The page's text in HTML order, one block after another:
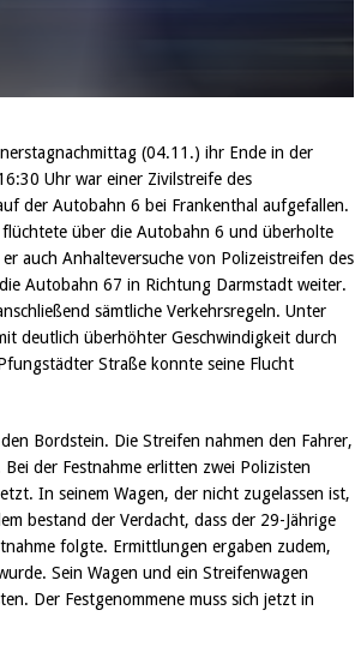
(04.11.) ihr Ende in der
Uhr war einer Zivilstreife des
der Autobahn 6 bei Frankenthal aufgefallen.
über die Autobahn 6 und überholte
auch Anhalteversuche von Polizeistreifen des
Autobahn 67 in Richtung Darmstadt weiter.
sämtliche Verkehrsregeln. Unter
deutlich überhöhter Geschwindigkeit durch
Straße konnte seine Flucht
Bordstein. Die Streifen nahmen den Fahrer,
der Festnahme erlitten zwei Polizisten
In seinem Wagen, der nicht zugelassen ist,
bestand der Verdacht, dass der 29-Jährige
folgte. Ermittlungen ergaben zudem,
Sein Wagen und ein Streifenwagen
Der Festgenommene muss sich jetzt in